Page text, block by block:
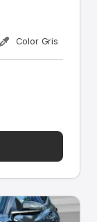
Color Gris